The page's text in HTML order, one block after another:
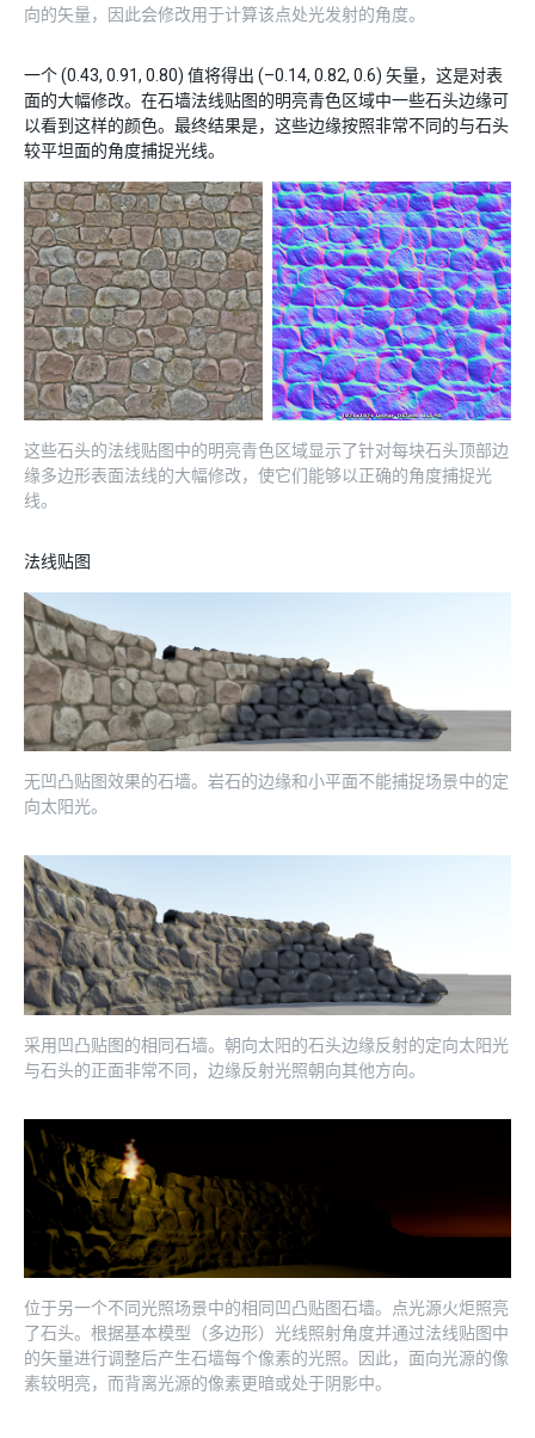
向的矢量，因此会修改用于计算该点处光发射的角度。
一个 (0.43, 0.91, 0.80) 值将得出 (–0.14, 0.82, 0.6) 矢量，这是对表
面的大幅修改。在石墙法线贴图的明亮青色区域中一些石头边缘可
以看到这样的颜色。最终结果是，这些边缘按照非常不同的与石头
较平坦面的角度捕捉光线。
这些石头的法线贴图中的明亮青色区域显示了针对每块石头顶部边
缘多边形表面法线的大幅修改，使它们能够以正确的角度捕捉光
线。
法线贴图
无凹凸贴图效果的石墙。岩石的边缘和小平面不能捕捉场景中的定
向太阳光。
采用凹凸贴图的相同石墙。朝向太阳的石头边缘反射的定向太阳光
与石头的正面非常不同，边缘反射光照朝向其他方向。
位于另一个不同光照场景中的相同凹凸贴图石墙。点光源火炬照亮
了石头。根据基本模型（多边形）光线照射角度并通过法线贴图中
的矢量进行调整后产生石墙每个像素的光照。因此，面向光源的像
素较明亮，而背离光源的像素更暗或处于阴影中。